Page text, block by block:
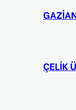
ÇELİK